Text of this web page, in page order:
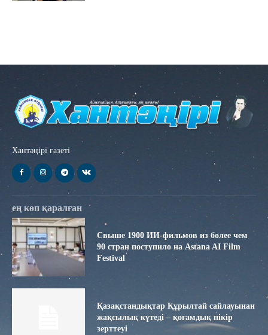
Хантәңірі газеті
ең көп қаралған
Свыше 1900 ИИ-фильмов из более чем
90 стран поступило на Astana AI Film
Festival
Қазақстандықтар Құрылтай сайлауынан
жақсылық күтеді – қоғамдық пікір
зерттеуі